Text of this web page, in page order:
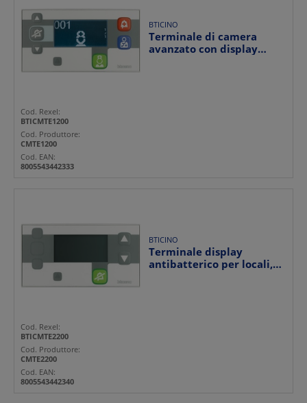
BTICINO
Terminale di camera
avanzato con display
Cod. Rexel:
BTICMTE1200
Cod. Produttore:
CMTE1200
Cod. EAN:
8005543442333
BTICINO
Terminale display
antibatterico per locali,
Cod. Rexel:
BTICMTE2200
Cod. Produttore:
CMTE2200
Cod. EAN:
8005543442340